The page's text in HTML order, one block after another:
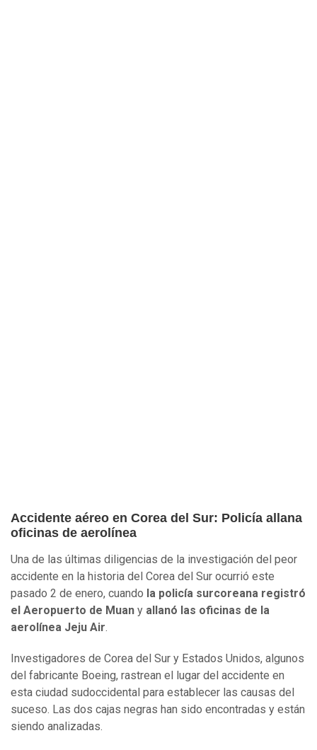
Accidente aéreo en Corea del Sur: Policía allana
oficinas de aerolínea
Una de las últimas diligencias de la investigación del peor
accidente en la historia del Corea del Sur ocurrió este
pasado 2 de enero, cuando la policía surcoreana registró
el Aeropuerto de Muan y allanó las oficinas de la
aerolínea Jeju Air.
Investigadores de Corea del Sur y Estados Unidos, algunos
del fabricante Boeing, rastrean el lugar del accidente en
esta ciudad sudoccidental para establecer las causas del
suceso. Las dos cajas negras han sido encontradas y están
siendo analizadas.